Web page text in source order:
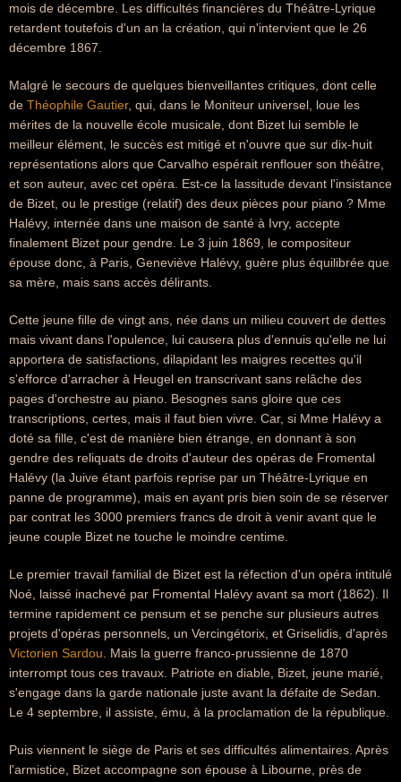
mois de décembre. Les difficultés financières du Théâtre-Lyrique
retardent toutefois d'un an la création, qui n'intervient que le 26
décembre 1867.
Malgré le secours de quelques bienveillantes critiques, dont celle
de Théophile Gautier, qui, dans le Moniteur universel, loue les
mérites de la nouvelle école musicale, dont Bizet lui semble le
meilleur élément, le succès est mitigé et n'ouvre que sur dix-huit
représentations alors que Carvalho espérait renflouer son théâtre,
et son auteur, avec cet opéra. Est-ce la lassitude devant l'insistance
de Bizet, ou le prestige (relatif) des deux pièces pour piano ? Mme
Halévy, internée dans une maison de santé à Ivry, accepte
finalement Bizet pour gendre. Le 3 juin 1869, le compositeur
épouse donc, à Paris, Geneviève Halévy, guère plus équilibrée que
sa mère, mais sans accès délirants.
Cette jeune fille de vingt ans, née dans un milieu couvert de dettes
mais vivant dans l'opulence, lui causera plus d'ennuis qu'elle ne lui
apportera de satisfactions, dilapidant les maigres recettes qu'il
s'efforce d'arracher à Heugel en transcrivant sans relâche des
pages d'orchestre au piano. Besognes sans gloire que ces
transcriptions, certes, mais il faut bien vivre. Car, si Mme Halévy a
doté sa fille, c'est de manière bien étrange, en donnant à son
gendre des reliquats de droits d'auteur des opéras de Fromental
Halévy (la Juive étant parfois reprise par un Théâtre-Lyrique en
panne de programme), mais en ayant pris bien soin de se réserver
par contrat les 3000 premiers francs de droit à venir avant que le
jeune couple Bizet ne touche le moindre centime.
Le premier travail familial de Bizet est la réfection d'un opéra intitulé
Noé, laissé inachevé par Fromental Halévy avant sa mort (1862). Il
termine rapidement ce pensum et se penche sur plusieurs autres
projets d'opéras personnels, un Vercingétorix, et Griselidis, d'après
Victorien Sardou . Mais la guerre franco-prussienne de 1870
interrompt tous ces travaux. Patriote en diable, Bizet, jeune marié,
s'engage dans la garde nationale juste avant la défaite de Sedan.
Le 4 septembre, il assiste, ému, à la proclamation de la république.
Puis viennent le siège de Paris et ses difficultés alimentaires. Après
l'armistice, Bizet accompagne son épouse à Libourne, près de